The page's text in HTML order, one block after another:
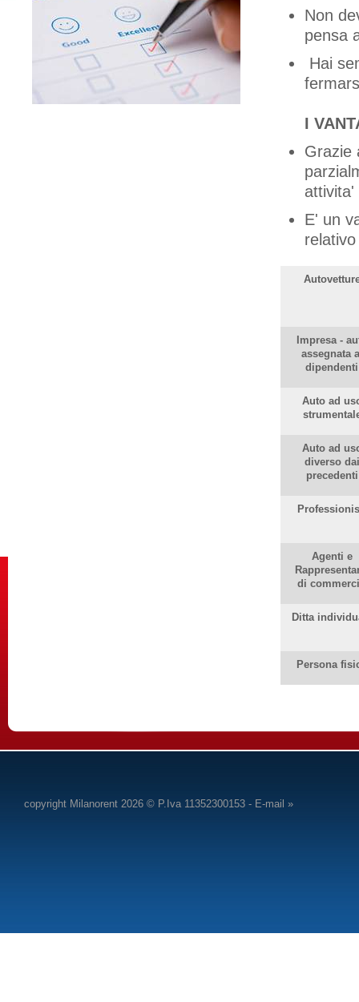
Non
pensa
Hai
I
Grazie
attivita'
E' un
Impresa -
assegnata
dipendenti
Auto ad
Auto ad
diverso dai
precedenti
Agenti e
di
Ditta
Persona
copyright Milanorent 2026 © P.Iva 11352300153 - E-mail »